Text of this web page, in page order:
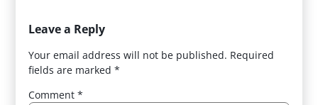
Leave a Reply
Your email address will not be published. Required
fields are marked*
Comment*